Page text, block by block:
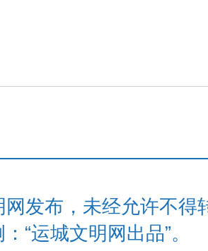
网发布，未经允许不得
“运城文明网出品”。